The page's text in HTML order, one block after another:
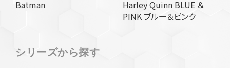
Batman
Harley Quinn BLUE ＆
PINK ブルー＆ピンク
シリーズから探す